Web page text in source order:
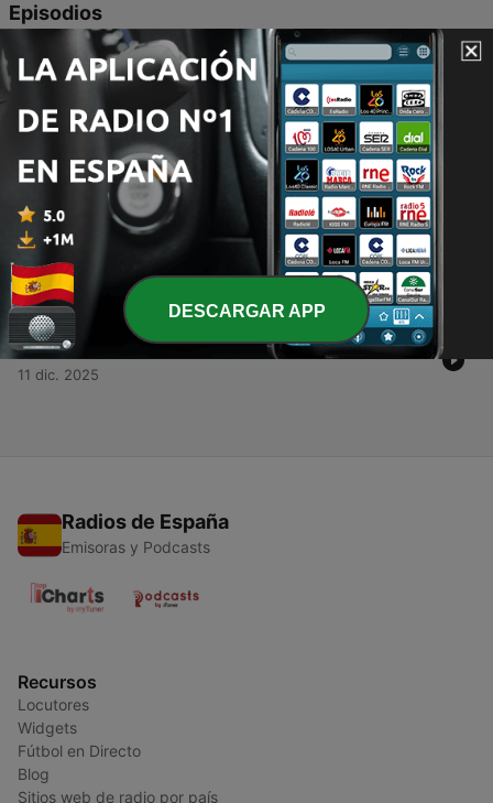
Episodios
- #4 - Zo kan het ook, oplossingen in Den Bosch
4 - #3 - Hulp, iemand die naast je staat
22 ene. 2026
3 - #2 - Afhankelijkheid, het zwaarste van dakloosheid
11 ene. 2026
2 - #1 - Dakloos worden en ongezien blijven
28 dic. 2025
1 - Waar slaap je?
11 dic. 2025
Radios de España
Emisoras y Podcasts
Recursos
Locutores
Widgets
Fútbol en Directo
Blog
Sitios web de radio por país
DESCARGAR APP